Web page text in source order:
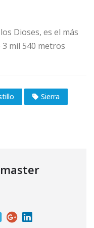
Dioses, es el más
mil 540 metros
Sierra